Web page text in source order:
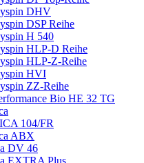
DHV
DSP Reihe
H 540
HLP-D Reihe
HLP-Z-Reihe
HVI
ZZ-Reihe
Bio HE 32 TG
104/FR
ABX
DV 46
EXTRA Plus